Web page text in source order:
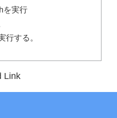
を実行
行する。
Link